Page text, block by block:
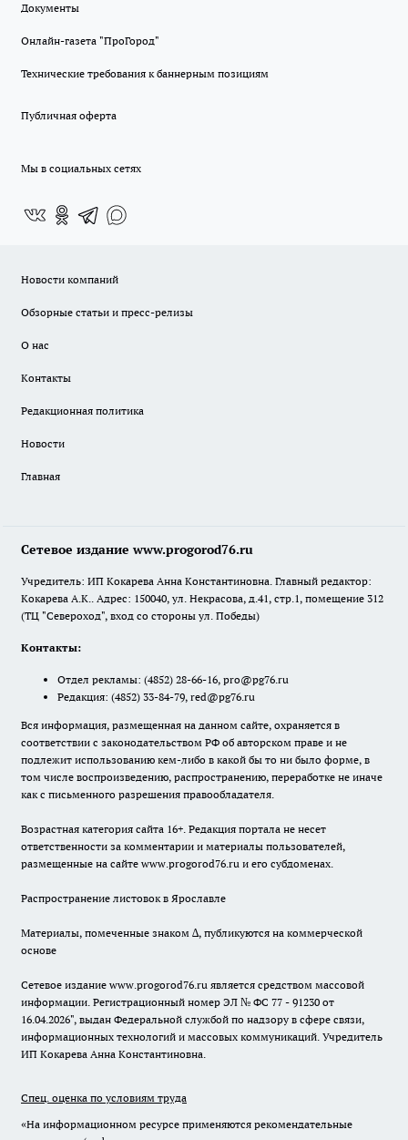
Документы
Онлайн-газета "ПроГород"
Технические требования к баннерным позициям
Публичная оферта
Мы в социальных сетях
Новости компаний
Обзорные статьи и пресс-релизы
О нас
Контакты
Редакционная политика
Новости
Главная
Сетевое издание www.progorod76.ru
Учредитель: ИП Кокарева Анна Константиновна. Главный редактор:
Кокарева А.К.. Адрес: 150040, ул. Некрасова, д.41, стр.1, помещение 312
(ТЦ "Североход", вход со стороны ул. Победы)
Контакты:
Отдел рекламы: (4852) 28-66-16, pro@pg76.ru
Редакция: (4852) 33-84-79, red@pg76.ru
Вся информация, размещенная на данном сайте, охраняется в
соответствии с законодательством РФ об авторском праве и не
подлежит использованию кем-либо в какой бы то ни было форме, в
том числе воспроизведению, распространению, переработке не иначе
как с письменного разрешения правообладателя.
Возрастная категория сайта 16+. Редакция портала не несет
ответственности за комментарии и материалы пользователей,
размещенные на сайте www.progorod76.ru и его субдоменах.
Распространение листовок в Ярославле
Материалы, помеченные знаком ∆, публикуются на коммерческой
основе
Сетевое издание www.progorod76.ru является средством массовой
информации. Регистрационный номер ЭЛ № ФС 77 - 91230 от
16.04.2026", выдан Федеральной службой по надзору в сфере связи,
информационных технологий и массовых коммуникаций. Учредитель
ИП Кокарева Анна Константиновна.
Спец. оценка по условиям труда
«На информационном ресурсе применяются рекомендательные